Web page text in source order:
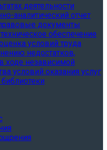
деятельности
аналитический отчет
документы
обеспечение
условий труда
недостатков,
ходе независимой
условий оказания услуг